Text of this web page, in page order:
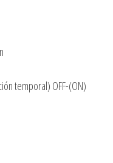
temporal) OFF-(ON)